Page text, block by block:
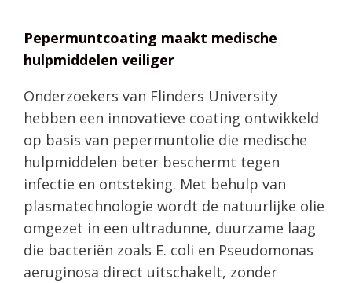
Pepermuntcoating maakt medische
hulpmiddelen veiliger
Onderzoekers van Flinders University
hebben een innovatieve coating ontwikkeld
op basis van pepermuntolie die medische
hulpmiddelen beter beschermt tegen
infectie en ontsteking. Met behulp van
plasmatechnologie wordt de natuurlijke olie
omgezet in een ultradunne, duurzame laag
die bacteriën zoals E. coli en Pseudomonas
aeruginosa direct uitschakelt, zonder